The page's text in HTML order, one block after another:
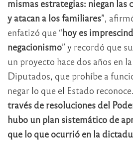
mismas estrategias: niegan las
y atacan a los familiares”,
enfatizó que “hoy es
negacionismo” y recordó que
un proyecto hace dos años en
Diputados, que prohíbe a
negar lo que el Estado
través de resoluciones del
hubo un plan sistemático de
que lo que ocurrió en la